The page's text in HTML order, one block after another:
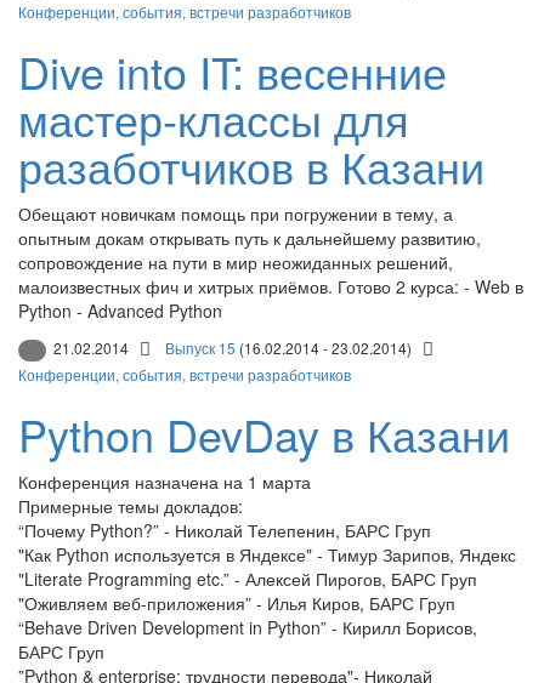
Конференции, события, встречи разработчиков
Dive into IT: весенние
мастер-классы для
разаботчиков в Казани
Обещают новичкам помощь при погружении в тему, а
опытным докам открывать путь к дальнейшему развитию,
сопровождение на пути в мир неожиданных решений,
малоизвестных фич и хитрых приёмов. Готово 2 курса: - Web в
Python - Advanced Python
21.02.2014 Выпуск 15 (16.02.2014 - 23.02.2014)
Конференции, события, встречи разработчиков
Python DevDay в Казани
Конференция назначена на 1 марта
Примерные темы докладов:
“Почему Python?” - Николай Телепенин, БАРС Груп
"Как Python используется в Яндексе" - Тимур Зарипов, Яндекс
"Literate Programming etc.” - Алексей Пирогов, БАРС Груп
"Оживляем веб-приложения” - Илья Киров, БАРС Груп
“Behave Driven Development in Python” - Кирилл Борисов,
БАРС Груп
”Python & enterprise: трудности перевода"- Николай